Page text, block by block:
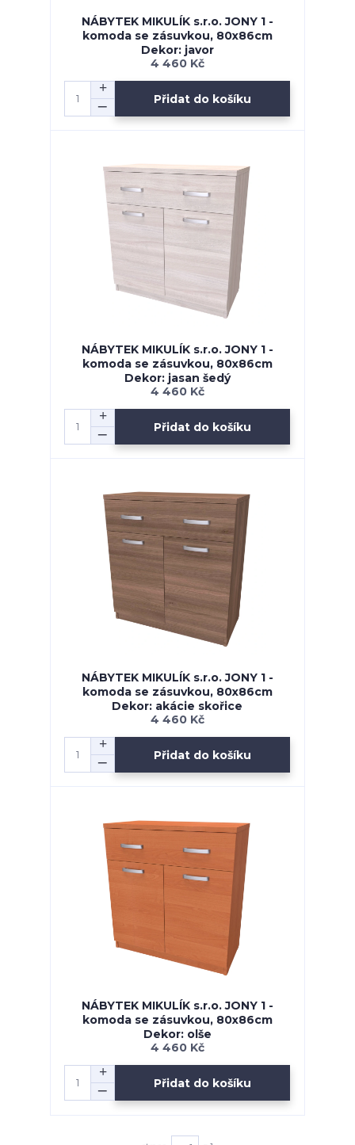
NÁBYTEK MIKULÍK s.r.o. JONY 1 -
komoda se zásuvkou, 80x86cm
Dekor: javor
4 460 Kč
Přidat do košíku
NÁBYTEK MIKULÍK s.r.o. JONY 1 -
komoda se zásuvkou, 80x86cm
Dekor: jasan šedý
4 460 Kč
Přidat do košíku
NÁBYTEK MIKULÍK s.r.o. JONY 1 -
komoda se zásuvkou, 80x86cm
Dekor: akácie skořice
4 460 Kč
Přidat do košíku
NÁBYTEK MIKULÍK s.r.o. JONY 1 -
komoda se zásuvkou, 80x86cm
Dekor: olše
4 460 Kč
Přidat do košíku